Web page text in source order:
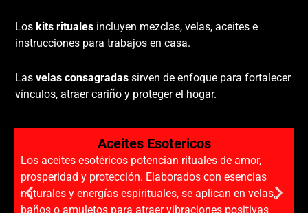
Los kits rituales incluyen mezclas, velas, aceites e
instrucciones para trabajos en casa.
Las velas consagradas sirven de enfoque para fortalecer
vínculos, atraer cariño y proteger el hogar.
Aceites Esotericos
Los aceites esotéricos potencian rituales de amor,
prosperidad y protección. Elaborados con esencias
naturales y energías espirituales, se aplican en velas,
baños o amuletos para atraer vibraciones positivas